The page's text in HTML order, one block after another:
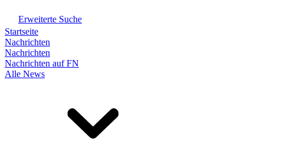
Erweiterte Suche
Startseite
Nachrichten
Nachrichten
Nachrichten auf FN
Alle News